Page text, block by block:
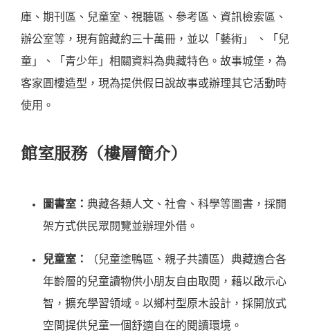
庫、期刊區、兒童室、視聽區、參考區、資訊檢索區、
辦公室等，現有館藏約三十萬冊，並以「藝術」 、「兒
童」、「青少年」相關資料為典藏特色。故事城堡，為
客家圓樓造型，現為提供假日說故事或辦理其它活動時
使用。
館室服務（樓層簡介）
圖書室： 典藏各類人文、社會、科學等圖書，採開
架方式供民眾閱覽並辦理外借。
兒童室：
（兒童塗鴨區、親子共讀區）典藏適合各
年齡層的兒童讀物供小朋友自由取閱，藉以啟示心
智，擴充學習領域。以鄉村型原木設計，採開放式
空間提供兒童一個舒適自在的閱讀環境。